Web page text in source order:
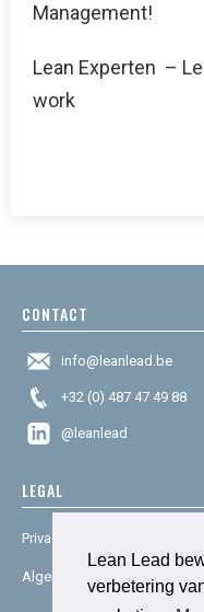
Lean Lead
verbetering
Management!
Lean Experten –
work
CONTACT
info@leanlead.be
+32 (0) 487 47 49 88
@leanlead
LEGAL
Privacy & cookies
Algemene voorwaarden